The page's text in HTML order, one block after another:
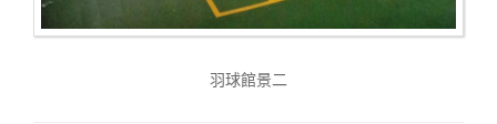
羽球館景二